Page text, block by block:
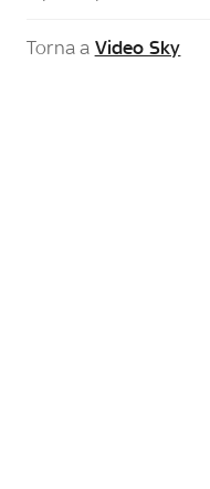
Torna a Video Sky